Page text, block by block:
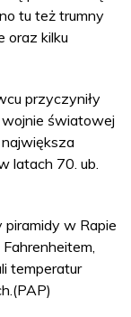
tu też trumny
oraz kilku
przyczyniły
wojnie światowej
latach 70. ub.
piramidy w Rapie
temperatur